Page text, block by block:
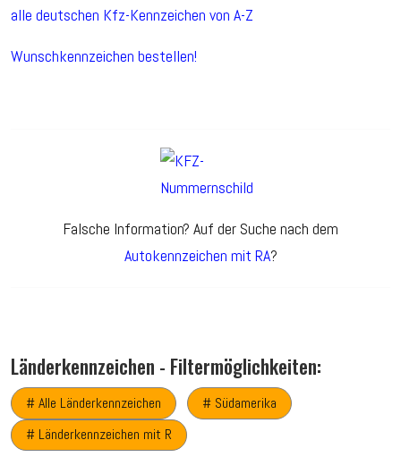
alle deutschen Kfz-Kennzeichen von A-Z
Wunschkennzeichen bestellen!
Falsche Information? Auf der Suche nach dem
Autokennzeichen mit RA?
Länderkennzeichen - Filtermöglichkeiten:
# Alle Länderkennzeichen
# Südamerika
# Länderkennzeichen mit R